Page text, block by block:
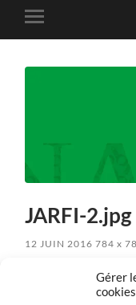
Gérer
cookies
Toggle
mobile
JARFI-2.jpg
12 JUIN 2016 784x